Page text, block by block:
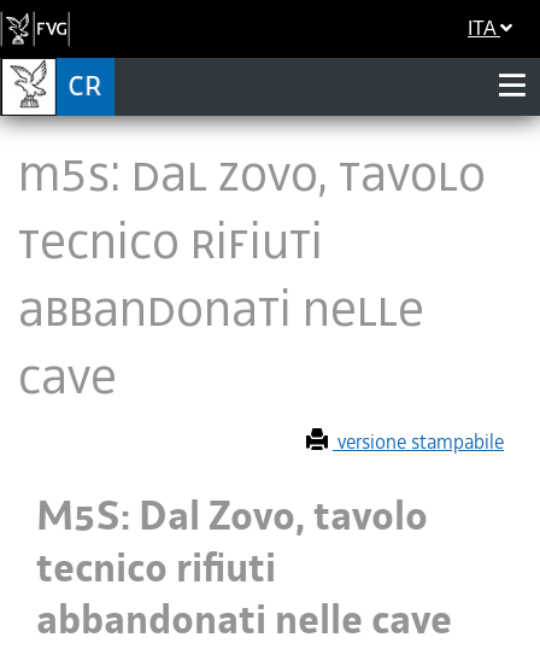
ITA
M5S: Dal Zovo, tavolo
tecnico rifiuti
abbandonati nelle
cave
versione stampabile
M5S: Dal Zovo, tavolo
tecnico rifiuti
abbandonati nelle cave